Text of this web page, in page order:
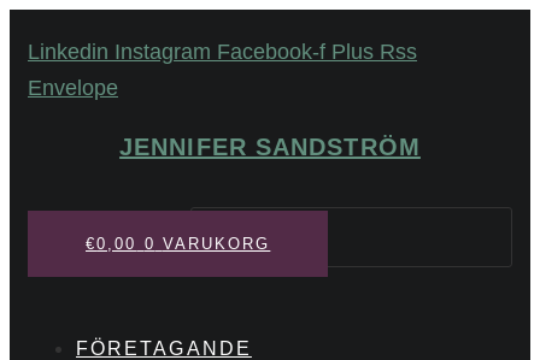
till
innehåll
Linkedin Instagram Facebook-f Plus Rss
Envelope
JENNIFER SANDSTRÖM
Sök
€0,00 0 VARUKORG
FÖRETAGANDE